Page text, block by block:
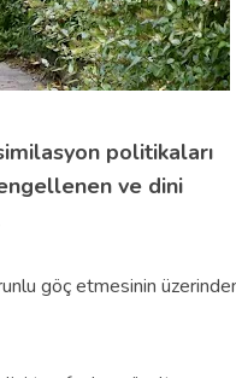
politikaları
ve dini
göç etmesinin